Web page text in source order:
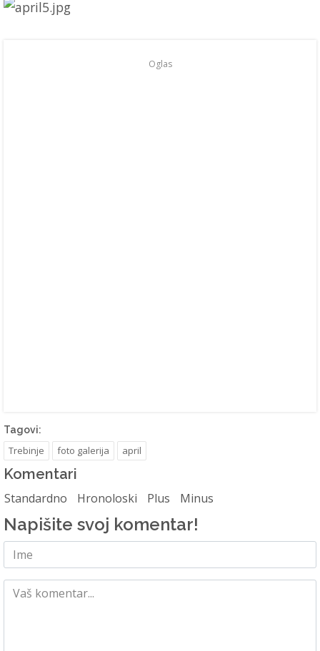
Oglas
Tagovi:
Trebinje foto galerija april
Komentari
Standardno Hronoloski Plus Minus
Napišite svoj komentar!